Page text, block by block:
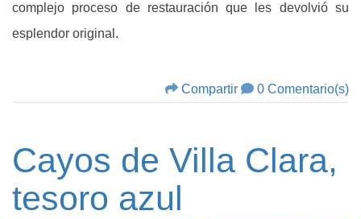
complejo proceso de restauración que les devolvió su
esplendor original.
Compartir 0 Comentario(s)
Cayos de Villa Clara,
tesoro azul